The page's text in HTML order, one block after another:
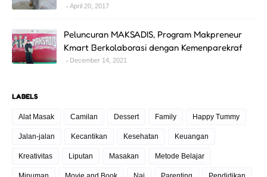
April 20, 2017
Peluncuran MAKSADIS, Program Makpreneur
Kmart Berkolaborasi dengan Kemenparekraf
December 14, 2021
LABELS
Alat Masak Camilan Dessert Family Happy Tummy
Jalan-jalan Kecantikan Kesehatan Keuangan
Kreativitas Liputan Masakan Metode Belajar